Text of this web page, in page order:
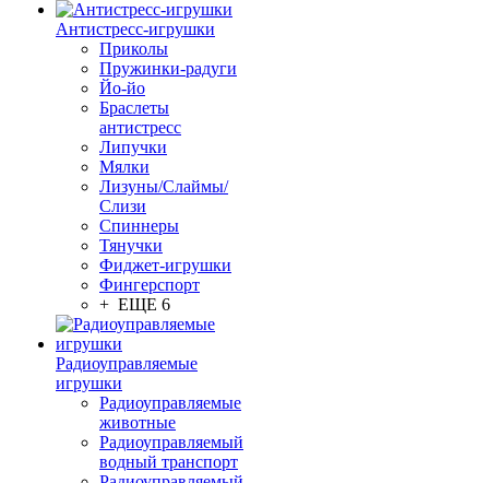
Антистресс-игрушки
Приколы
Пружинки-радуги
Йо-йо
Браслеты
антистресс
Липучки
Мялки
Лизуны/Слаймы/
Слизи
Спиннеры
Тянучки
Фиджет-игрушки
Фингерспорт
+ ЕЩЕ 6
Радиоуправляемые
игрушки
Радиоуправляемые
животные
Радиоуправляемый
водный транспорт